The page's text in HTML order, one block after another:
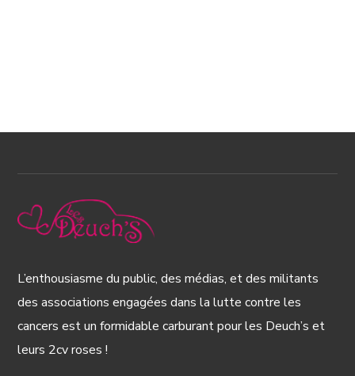
L’enthousiasme du public, des médias, et des militants
des associations engagées dans la lutte contre les
cancers est un formidable carburant pour les Deuch’s et
leurs 2cv roses !